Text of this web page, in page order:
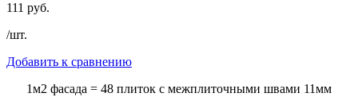
111 руб.
/шт.
Добавить к сравнению
1м2 фасада = 48 плиток с межплиточными швами 11мм